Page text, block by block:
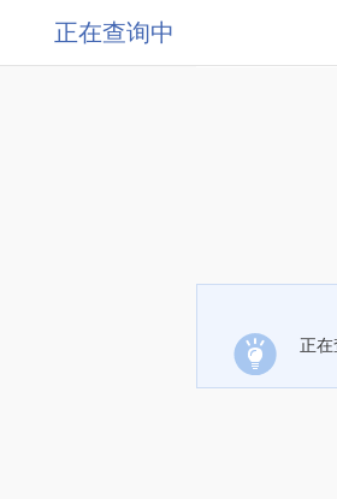
正在查询中
正在